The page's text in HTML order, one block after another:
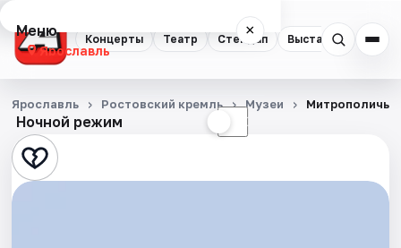
Концерты Театр Стендап Выставки
Меню ×
Ярославль
Концерты
Театр
Стендап
Ночной режим ☾
Ярославль Ростовский кремль Музеи Митрополичье